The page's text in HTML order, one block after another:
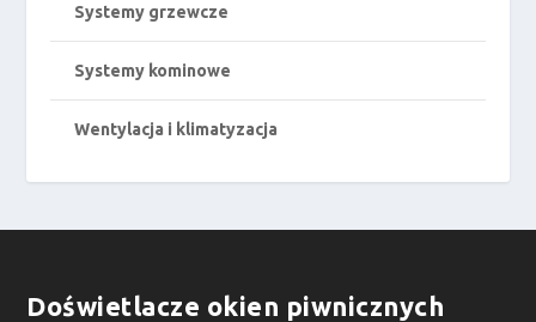
Systemy grzewcze
Systemy kominowe
Wentylacja i klimatyzacja
Doświetlacze okien piwnicznych